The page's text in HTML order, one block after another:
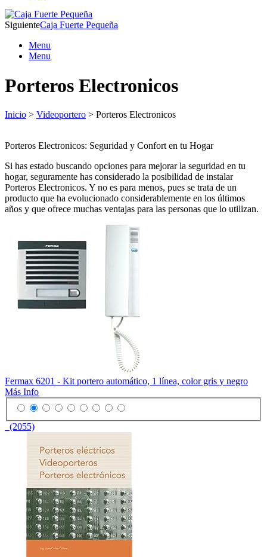
SiguienteCaja Fuerte Pequeña
Menu
Menu
Porteros Electronicos
Inicio > Videoportero > Porteros Electronicos
Porteros Electronicos: Seguridad y Confort en tu Hogar
Si has estado buscando opciones para mejorar la seguridad en tu
hogar, seguramente has considerado la posibilidad de instalar
Porteros Electronicos. Y no es para menos, pues se trata de un
producto que ha evolucionado considerablemente en los últimos
años y que ofrece muchas ventajas para las personas que lo utilizan.
Fermax 6201 - Kit portero automático, 1 línea, color gris y negro
Más Info
(2055)